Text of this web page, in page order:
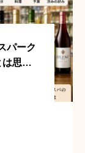
パーク
は思え